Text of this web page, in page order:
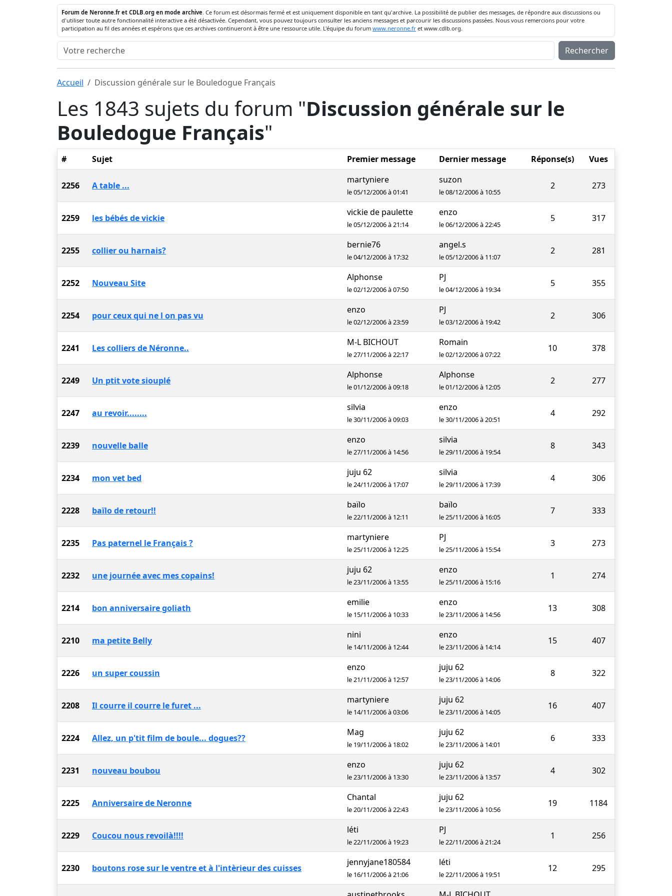
Forum de Neronne.fr et CDLB.org en mode archive. Ce forum est désormais fermé et est uniquement disponible en tant qu'archive. La possibilité de publier des messages, de répondre aux discussions ou
d'utiliser toute autre fonctionnalité interactive a été désactivée. Cependant, vous pouvez toujours consulter les anciens messages et parcourir les discussions passées. Nous vous remercions pour votre
participation au fil des années et espérons que ces archives continueront à être une ressource utile. L'équipe du forum www.neronne.fr et www.cdlb.org.
Rechercher
Accueil Discussion générale sur le Bouledogue Français
Les 1843 sujets du forum "Discussion générale sur le
Bouledogue Français"
# Sujet Premier message Dernier message Réponse(s) Vues
2256 A table ...
martyniere
le 05/12/2006 à 01:41
suzon
le 08/12/2006 à 10:55
2 273
2259 les bébés de vickie
vickie de paulette
le 05/12/2006 à 21:14
enzo
le 06/12/2006 à 22:45
5 317
2255 collier ou harnais?
bernie76
le 04/12/2006 à 17:32
angel.s
le 05/12/2006 à 11:07
2 281
2252 Nouveau Site
Alphonse
le 02/12/2006 à 07:50
PJ
le 04/12/2006 à 19:34
5 355
2254 pour ceux qui ne l on pas vu
enzo
le 02/12/2006 à 23:59
PJ
le 03/12/2006 à 19:42
2 306
2241 Les colliers de Néronne..
M-L BICHOUT
le 27/11/2006 à 22:17
Romain
le 02/12/2006 à 07:22
10 378
2249 Un ptit vote siouplé
Alphonse
le 01/12/2006 à 09:18
Alphonse
le 01/12/2006 à 12:05
2 277
2247 au revoir........
silvia
le 30/11/2006 à 09:03
enzo
le 30/11/2006 à 20:51
4 292
2239 nouvelle balle
enzo
le 27/11/2006 à 14:56
silvia
le 29/11/2006 à 19:54
8 343
2234 mon vet bed
juju 62
le 24/11/2006 à 17:07
silvia
le 29/11/2006 à 17:39
4 306
2228 baïlo de retour!!
baïlo
le 22/11/2006 à 12:11
baïlo
le 25/11/2006 à 16:05
7 333
2235 Pas paternel le Français ?
martyniere
le 25/11/2006 à 12:25
PJ
le 25/11/2006 à 15:54
3 273
2232 une journée avec mes copains!
juju 62
le 23/11/2006 à 13:55
enzo
le 25/11/2006 à 15:16
1 274
2214 bon anniversaire goliath
emilie
le 15/11/2006 à 10:33
enzo
le 23/11/2006 à 14:56
13 308
2210 ma petite Belly
nini
le 14/11/2006 à 12:44
enzo
le 23/11/2006 à 14:14
15 407
2226 un super coussin
enzo
le 21/11/2006 à 12:57
juju 62
le 23/11/2006 à 14:06
8 322
2208 Il courre il courre le furet ...
martyniere
le 14/11/2006 à 03:06
juju 62
le 23/11/2006 à 14:05
16 407
2224 Allez, un p'tit film de boule... dogues??
Mag
le 19/11/2006 à 18:02
juju 62
le 23/11/2006 à 14:01
6 333
2231 nouveau boubou
enzo
le 23/11/2006 à 13:30
juju 62
le 23/11/2006 à 13:57
4 302
2225 Anniversaire de Neronne
Chantal
le 20/11/2006 à 22:43
juju 62
le 23/11/2006 à 10:56
19 1184
2229 Coucou nous revoilà!!!!
léti
le 22/11/2006 à 19:23
PJ
le 22/11/2006 à 21:24
1 256
2230 boutons rose sur le ventre et à l'intèrieur des cuisses
jennyjane180584
le 16/11/2006 à 21:06
léti
le 22/11/2006 à 19:51
12 295